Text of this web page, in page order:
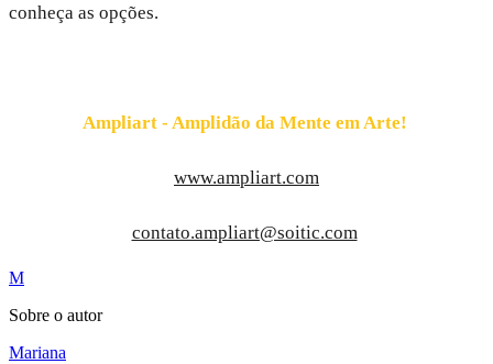
conheça as opções.
Ampliart - Amplidão da Mente em Arte!
www.ampliart.com
contato.ampliart@soitic.com
M
Sobre o autor
Mariana